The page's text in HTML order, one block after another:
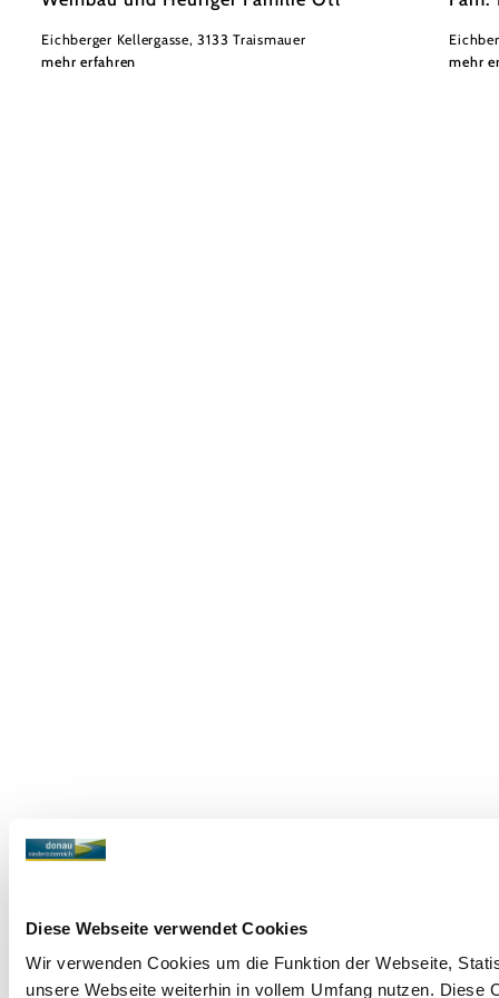
Diese Webseite verwendet Cookies
Wir verwenden Cookies um die Funktion der Webseite,
unsere Webseite weiterhin in vollem Umfang nutzen.
Eichberger Kellergasse, 3133 Traismauer
mehr erfahren
mehr